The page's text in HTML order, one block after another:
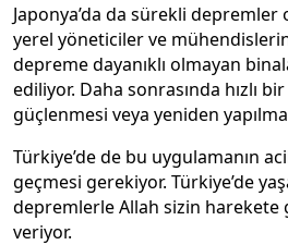
Japonya’da da sürekli
yerel yöneticiler ve
depreme dayanıklı olmayan
ediliyor. Daha sonrasında hızlı
güçlenmesi veya yeniden
Türkiye’de de bu uygulamanın
geçmesi gerekiyor. Türkiye’de
depremlerle Allah sizin harekete
veriyor.